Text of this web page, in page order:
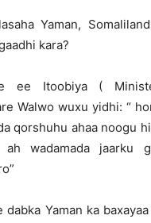
Yaman,
kara?
ee Itoobiya (
Walwo wuxu yidhi: “
qorshuhu ahaa noogu
wadamada jaarku
dabka Yaman ka